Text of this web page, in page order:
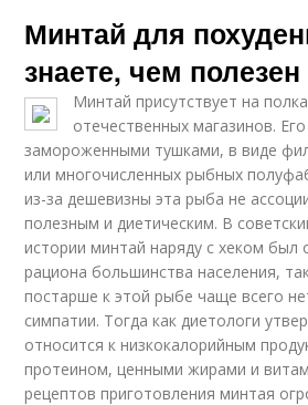
Минтай для
знаете, чем
Минтай присутствует на
отечественных магазинов.
замороженными тушками, в виде
или многочисленных рыбных
из-за дешевизны эта рыба не
полезным и диетическим. В
истории минтай наряду с хеком был
рациона большинства населения,
постарше к этой рыбе чаще всего
симпатии. Тогда как диетологи
относится к низкокалорийным
протеином, ценными жирами и
рецептов приготовления минтая